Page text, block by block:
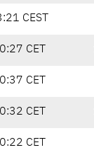
CEST
CET
CET
CET
CET